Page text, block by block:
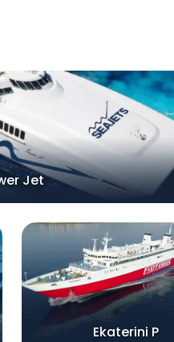
Jet
Ekaterini P